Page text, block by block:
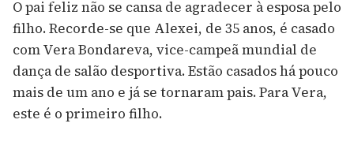
O pai feliz não se cansa de agradecer à esposa pelo
filho. Recorde-se que Alexei, de 35 anos, é casado
com Vera Bondareva, vice-campeã mundial de
dança de salão desportiva. Estão casados há pouco
mais de um ano e já se tornaram pais. Para Vera,
este é o primeiro filho.